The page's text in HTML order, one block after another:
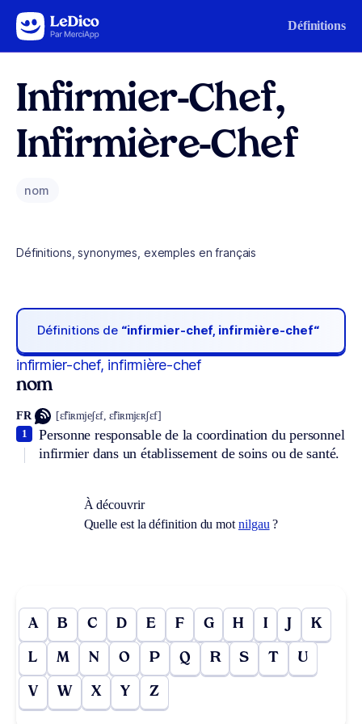
Aller au contenu Définitions
Infirmier-Chef,
Infirmière-Chef
nom
Définitions, synonymes, exemples en français
Définitions de “infirmier-chef, infirmière-chef“
infirmier-chef, infirmière-chef
nom
FR [ɛ̃fiʀmjeʃɛf, ɛ̃fiʀmjɛʀʃɛf]
Personne responsable de la coordination du personnel
infirmier dans un établissement de soins ou de santé.
1
À découvrir
Quelle est la définition du motnilgau ?
A B C D E F G H I J K
L M N O P Q R S T U
V W X Y Z